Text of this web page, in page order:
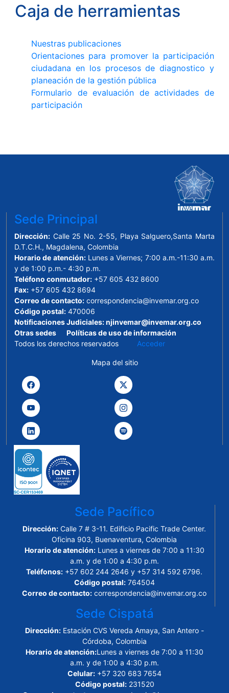
Caja de herramientas
Nuestras publicaciones
Orientaciones para promover la participación
ciudadana en los procesos de diagnostico y
planeación de la gestión pública
Formulario de evaluación de actividades de
participación
Sede Principal
Dirección: Calle 25 No. 2-55, Playa Salguero,Santa Marta
D.T.C.H., Magdalena, Colombia
Horario de atención:Lunes a Viernes; 7:00 a.m.-11:30 a.m.
y de 1:00 p.m.- 4:30 p.m.
Teléfono conmutador: +57 605 432 8600
Fax: +57 605 432 8694
Correo de contacto: correspondencia@invemar.org.co
Código postal: 470006
Notificaciones Judiciales:njinvemar@invemar.org.co
Otras sedes
Políticas de uso de información
Todos los derechos reservados Acceder
Mapa del sitio
Sede Pacífico
Dirección: Calle 7 # 3-11. Edificio Pacific Trade Center.
Oficina 903, Buenaventura, Colombia
Horario de atención:Lunes a viernes de 7:00 a 11:30
a.m. y de 1:00 a 4:30 p.m.
Teléfonos: +57 602 244 2646 y +57 314 592 6796.
Código postal:764504
Correo de contacto: correspondencia@invemar.org.co
Sede Cispatá
Dirección: Estación CVS Vereda Amaya, San Antero -
Córdoba, Colombia
Horario de atención:Lunes a viernes de 7:00 a 11:30
a.m. y de 1:00 a 4:30 p.m.
Celular: +57 320 683 7654
Código postal:231520